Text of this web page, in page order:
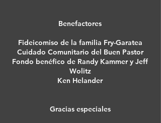
Benefactores
Fideicomiso de la familia Fry-Garatea
Cuidado Comunitario del Buen Pastor
Fondo benéfico de Randy Kammer y Jeff
Wolitz
Ken Helander
Gracias especiales